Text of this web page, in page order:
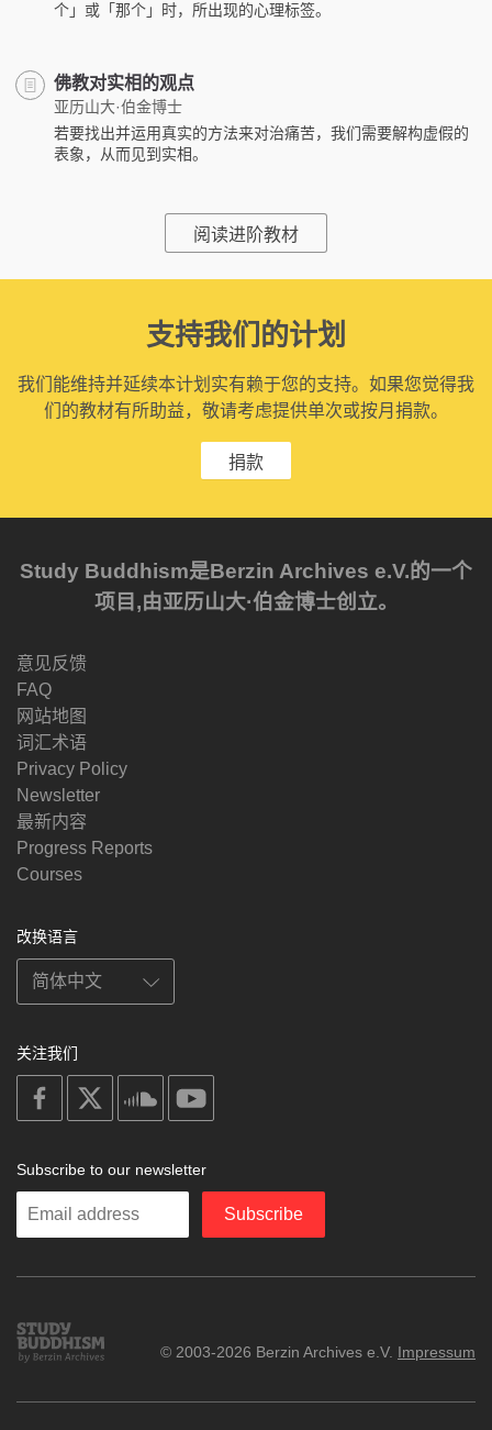
个」或「那个」时，所出现的心理标签。
佛教对实相的观点
亚历山大·伯金博士
若要找出并运用真实的方法来对治痛苦，我们需要解构虚假的
表象，从而见到实相。
阅读进阶教材
支持我们的计划
我们能维持并延续本计划实有赖于您的支持。如果您觉得我
们的教材有所助益，敬请考虑提供单次或按月捐款。
捐款
Study Buddhism是Berzin Archives e.V.的一个
项目,由亚历山大·伯金博士创立。
意见反馈
FAQ
网站地图
词汇术语
Privacy Policy
Newsletter
最新内容
Progress Reports
Courses
改换语言
关注我们
on
facebook
soundcloud
Subscribe to our newsletter
Enter
Subscribe
Study
Buddhism
© 2003-2026 Berzin Archives e.V. Impressum